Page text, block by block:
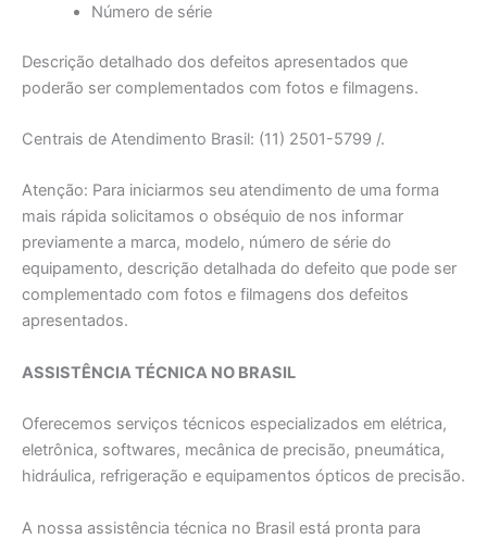
Número de série
Descrição detalhado dos defeitos apresentados que
poderão ser complementados com fotos e filmagens.
Centrais de Atendimento Brasil: (11) 2501-5799 /.
Atenção: Para iniciarmos seu atendimento de uma forma
mais rápida solicitamos o obséquio de nos informar
previamente a marca, modelo, número de série do
equipamento, descrição detalhada do defeito que pode ser
complementado com fotos e filmagens dos defeitos
apresentados.
ASSISTÊNCIA TÉCNICA NO BRASIL
Oferecemos serviços técnicos especializados em elétrica,
eletrônica, softwares, mecânica de precisão, pneumática,
hidráulica, refrigeração e equipamentos ópticos de precisão.
A nossa assistência técnica no Brasil está pronta para